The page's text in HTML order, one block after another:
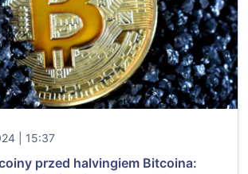
| 15:37
przed halvingiem Bitcoina: